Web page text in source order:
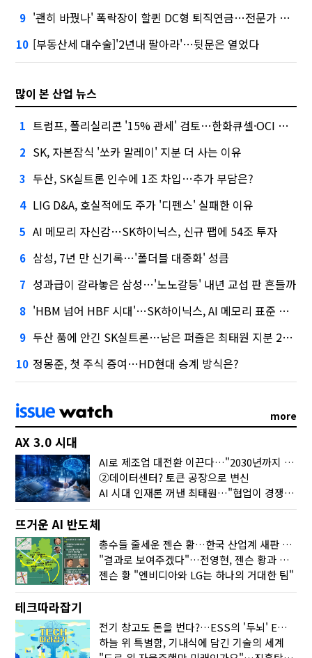
9 '괜히 바꿨나' 폭락장이 할퀸 DC형 퇴직연금…전문가 조언은
10 [부동산세 대수술]'2년내 팔아라'…뒷문은 열었다
많이 본 산업 뉴스
1 트럼프, 폴리실리콘 '15% 관세' 검토…한화큐셀·OCI 영향은?
2 SK, 자본잠식 '쏘카 말레이' 지분 더 사는 이유
3 두산, SK실트론 인수에 1조 차입…추가 부담은?
4 LIG D&A, 호실적에도 주가 '디펜스' 실패한 이유
5 AI 메모리 자신감…SK하이닉스, 신규 팹에 54조 투자
6 삼성, 7년 만 신기록…'폴더블 대중화' 성큼
7 성과급이 갈라놓은 삼성…'노노갈등' 내년 교섭 판 흔들까
8 'HBM 넘어 HBF 시대'…SK하이닉스, AI 메모리 표준 선점 나섰다
9 두산 품에 안긴 SK실트론…남은 퍼즐은 최태원 지분 29.4%
10 정몽준, 첫 주식 증여…HD현대 승계 방식은?
more
AX 3.0 시대
AI로 제조업 대전환 이끈다…"2030년까지 민관합동 20조 투자"
②데이터센터? 토큰 공장으로 변신
AI 시대 인재론 꺼낸 최태원…"협업이 경쟁력"
뜨거운 AI 반도체
총수들 줄세운 젠슨 황…한국 산업계 새판 짰다
"결과로 보여주겠다"…전영현, 젠슨 황과 HBM5 논의
젠슨 황 "엔비디아와 LG는 하나의 거대한 팀"
테크따라잡기
전기 창고도 돈을 번다?…ESS의 '두뇌' EMO가 뭐길래
하늘 위 특별함, 기내식에 담긴 기술의 세계